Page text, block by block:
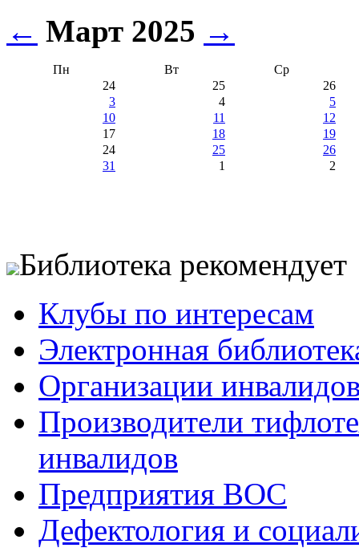
← Март 2025 →
Пн Вт
Ср
24
25
26
3
4
5
10
11
12
17
18
19
24
25
26
31
1 2
Библиотека рекомендует
Клубы по интересам
Электронная
Организации
Производители
инвалидов
Предприятия ВОС
Дефектология и